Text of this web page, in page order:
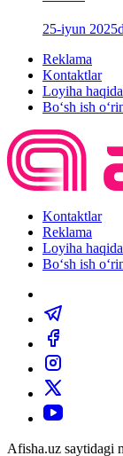
25-iyun
Reklama
Kontaktlar
Loyiha haqida
Bo‘sh ish
Kontaktlar
Reklama
Loyiha haqida
Bo‘sh ish
Afisha.uz saytidagi